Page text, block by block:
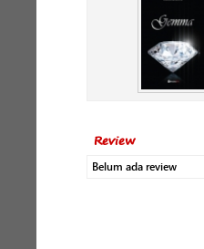
Review
Belum ada review